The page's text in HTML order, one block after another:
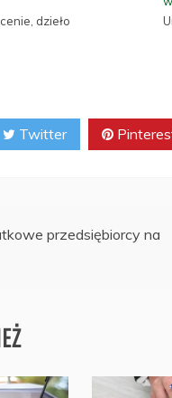
dzieło
Twitter
przedsiębiorcy na